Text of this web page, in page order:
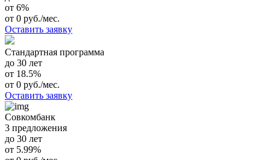
от 6%
от 0 руб./мес.
Оставить заявку
Стандартная программа
до 30 лет
от 18.5%
от 0 руб./мес.
Оставить заявку
Совкомбанк
3 предложения
до 30 лет
от 5.99%